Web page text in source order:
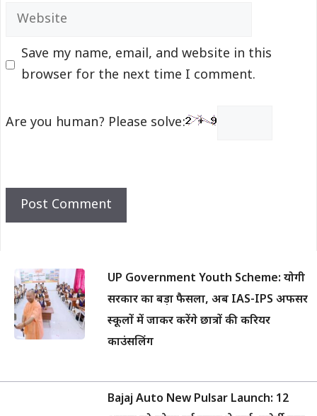
Website
Save my name, email, and website in this
browser for the next time I comment.
Are you human? Please solve:
UP Government Youth Scheme: योगी
सरकार का बड़ा फैसला, अब IAS-IPS अफसर
स्कूलों में जाकर करेंगे छात्रों की करियर
काउंसलिंग
Bajaj Auto New Pulsar Launch: 12